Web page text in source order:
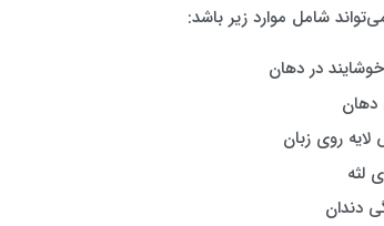
شامل موارد زیر باشد:
در دهان
روی زبان
لثه
دندان